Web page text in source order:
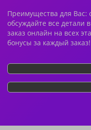
Преимущества для Вас:
обсуждайте все детали
заказ онлайн на всех
бонусы за каждый заказ!